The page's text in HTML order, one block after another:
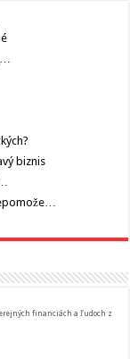
biznis
financiách a ľudoch z